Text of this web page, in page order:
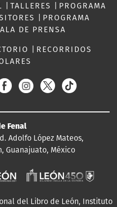
TALLERES
PROGRAMA
PROGRAMA
DE PRENSA
RECORRIDOS
Fenal
Adolfo López Mateos,
Guanajuato, México
del Libro de León, Instituto